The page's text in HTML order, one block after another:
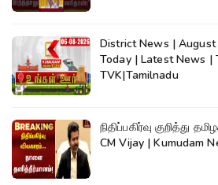
District News |
Today | Latest News |
TVK|Tamilnadu
நிதிப்பகிர்வு குறித்து
CM Vijay | Kumudam